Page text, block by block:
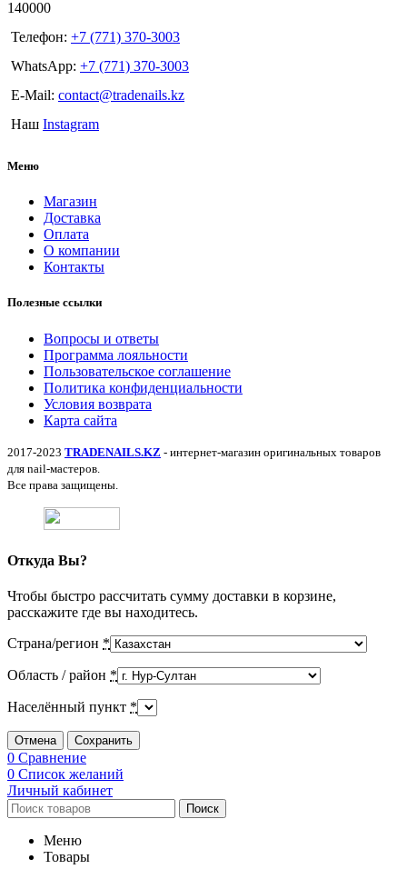
140000
Телефон: +7 (771) 370-3003
WhatsApp: +7 (771) 370-3003
E-Mail: contact@tradenails.kz
Наш Instagram
Меню
Магазин
Доставка
Оплата
О компании
Контакты
Полезные ссылки
Вопросы и ответы
Программа лояльности
Пользовательское соглашение
Политика конфиденциальности
Условия возврата
Карта сайта
2017-2023 TRADENAILS.KZ - интернет-магазин оригинальных товаров
для nail-мастеров.
Все права защищены.
Откуда Вы?
Чтобы быстро рассчитать сумму доставки в корзине,
расскажите где вы находитесь.
Страна/регион *
Область / район *
Населённый пункт *
Отмена Сохранить
0 Сравнение
0 Список желаний
Личный кабинет
Поиск
Меню
Товары